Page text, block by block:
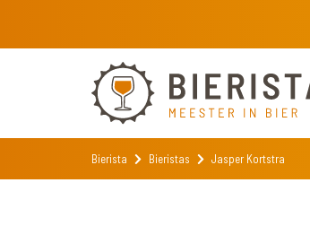
Bierista Bieristas Jasper Kortstra